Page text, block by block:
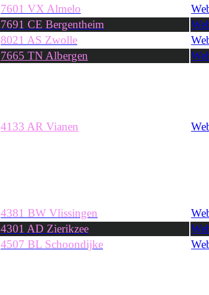
7601 VX Almelo
7691 CE Bergentheim
8021 AS Zwolle
7665 TN Albergen
4133 AR Vianen
4381 BW Vlissingen
4301 AD Zierikzee
4507 BL Schoondijke